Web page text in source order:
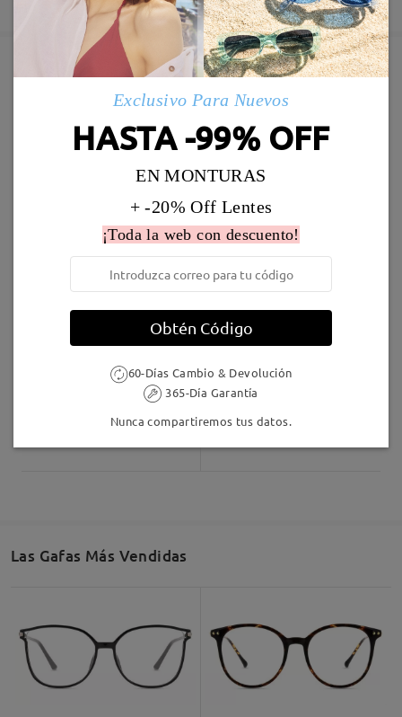
5-7 días laborales detalles
Enviado
5-7 días laborales
detalles
Marcos Similares
Stella18 19,95 € BaddieT22 36,95 €
19,95 €
Las Gafas Más Vendidas
Exclusivo Para Nuevos
HASTA -99% OFF
EN MONTURAS
+ -20% Off Lentes
¡Toda la web con descuento!
Obtén Código
60-Días Cambio & Devolución
365-Día Garantía
Nunca compartiremos tus datos.